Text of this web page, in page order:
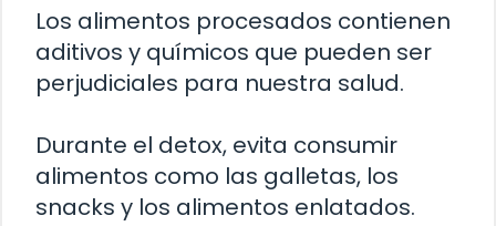
Los alimentos procesados contienen
aditivos y químicos que pueden ser
perjudiciales para nuestra salud.
Durante el detox, evita consumir
alimentos como las galletas, los
snacks y los alimentos enlatados.